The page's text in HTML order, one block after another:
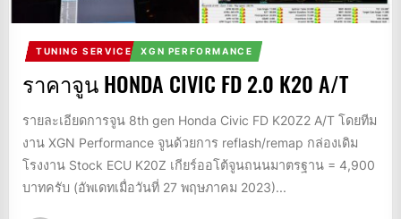
TUNING SERVICE XGN PERFORMANCE
ราคาจูน HONDA CIVIC FD 2.0 K20 A/T
รายละเอียดการจูน 8th gen Honda Civic FD K20Z2 A/T โดยทีม
งาน XGN Performance จูนด้วยการ reflash/remap กล่องเดิม
โรงงาน Stock ECU K20Z เกียร์ออโต้จูนถนนมาตรฐาน = 4,900
บาทครับ (อัพเดทเมื่อวันที่ 27 พฤษภาคม 2023)...